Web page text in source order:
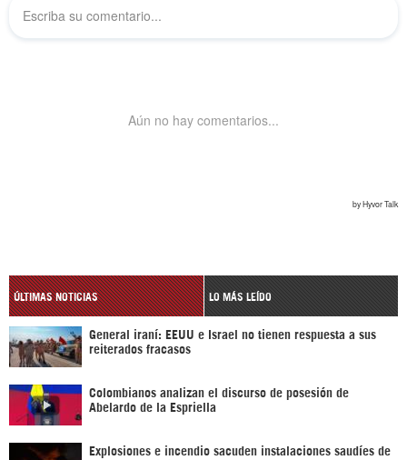
ÚLTIMAS NOTICIAS LO MÁS LEÍDO
General iraní: EEUU e Israel no tienen respuesta a sus
reiterados fracasos
Colombianos analizan el discurso de posesión de
Abelardo de la Espriella
Explosiones e incendio sacuden instalaciones saudíes de